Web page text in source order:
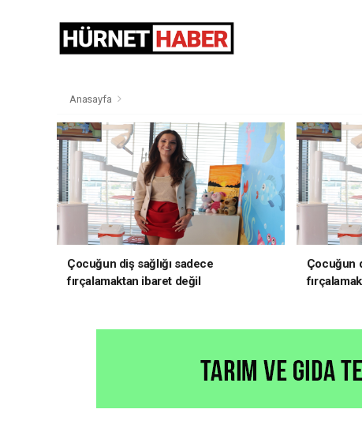
Anasayfa
Çocuğun diş sağlığı sadece
fırçalamaktan ibaret değil
Çocuğun